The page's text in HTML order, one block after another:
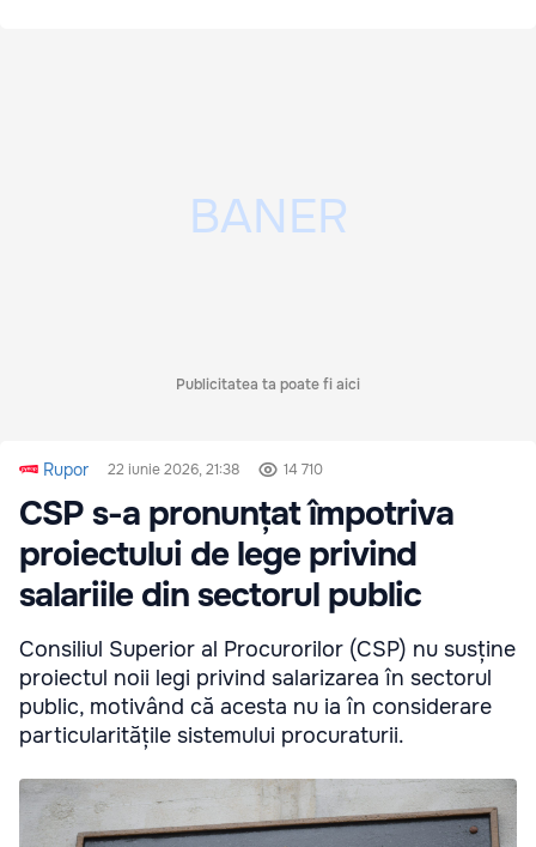
Publicitatea ta poate fi aici
Rupor 22 iunie 2026, 21:38 14 710
CSP s-a pronunțat împotriva
proiectului de lege privind
salariile din sectorul public
Consiliul Superior al Procurorilor (CSP) nu susține
proiectul noii legi privind salarizarea în sectorul
public, motivând că acesta nu ia în considerare
particularitățile sistemului procuraturii.